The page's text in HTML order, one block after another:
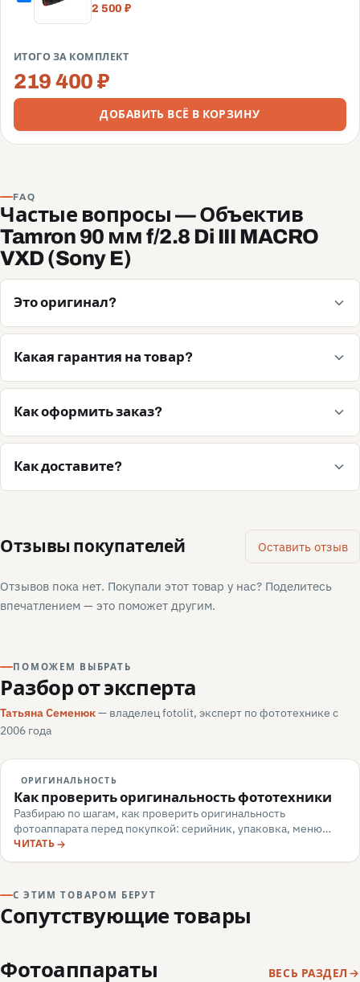
2 500 ₽
ИТОГО ЗА КОМПЛЕКТ
219 400 ₽
ДОБАВИТЬ ВСЁ В КОРЗИНУ
FAQ
Частые вопросы — Объектив
Tamron 90 мм f/2.8 Di III MACRO
VXD (Sony E)
Это оригинал?
Какая гарантия на товар?
Как оформить заказ?
Как доставите?
Отзывы покупателей Оставить отзыв
Отзывов пока нет. Покупали этот товар у нас? Поделитесь
впечатлением — это поможет другим.
ПОМОЖЕМ ВЫБРАТЬ
Разбор от эксперта
Татьяна Семенюк— владелец fotolit, эксперт по фототехнике с
2006 года
ОРИГИНАЛЬНОСТЬ
Как проверить оригинальность фототехники
Разбираю по шагам, как проверить оригинальность
фотоаппарата перед покупкой: серийник, упаковка, меню
камеры, маркировка, документы — и какие красные флаги
говорят о подделке или сером импорте.
ЧИТАТЬ
С ЭТИМ ТОВАРОМ БЕРУТ
Сопутствующие товары
Фотоаппараты ВЕСЬ РАЗДЕЛ